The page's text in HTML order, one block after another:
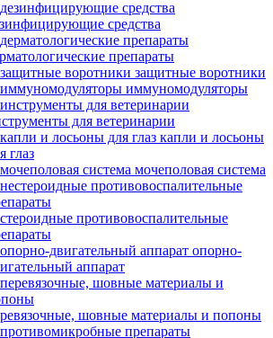
средства
препараты
защитные воротники
иммуномодуляторы
для ветеринарии
капли и лосьоны
глаз
мочеполовая система
противовоспалительные
опорно-
аппарат
шовные материалы и попоны